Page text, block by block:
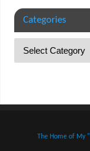
Categories
The Home of My